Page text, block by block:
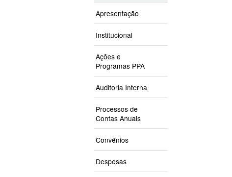
Apresentação
Institucional
Ações e
Programas PPA
Auditoria Interna
Processos de
Contas Anuais
Convênios
Despesas